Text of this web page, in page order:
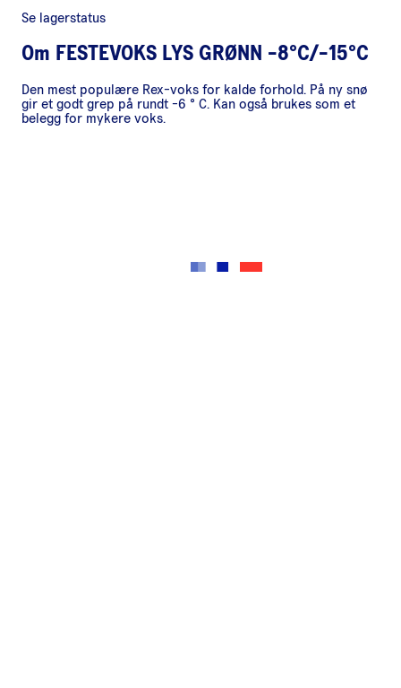
Se lagerstatus
Om FESTEVOKS LYS GRØNN -8°C/-15°C
Den mest populære Rex-voks for kalde forhold. På ny snø
gir et godt grep på rundt -6 ° C. Kan også brukes som et
belegg for mykere voks.